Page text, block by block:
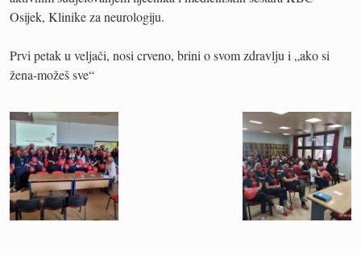
Osijek, Klinike za neurologiju.
Prvi petak u veljači, nosi crveno, brini o svom zdravlju i „ako si
žena-možeš sve“